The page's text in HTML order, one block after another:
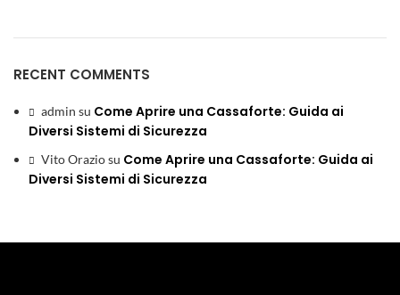
RECENT COMMENTS
admin su Come Aprire una Cassaforte: Guida ai
Diversi Sistemi di Sicurezza
Vito Oraziosu Come Aprire una Cassaforte: Guida ai
Diversi Sistemi di Sicurezza